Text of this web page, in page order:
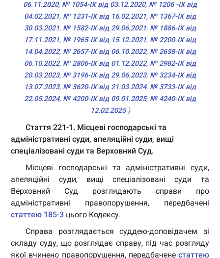
06.11.2020, № 1054-IX від 03.12.2020, № 1206 -IX від
04.02.2021, № 1231-IX від 16.02.2021, № 1367-IX від
30.03.2021, № 1582-IX від 29.06.2021, № 1886-IX від
17.11.2021, № 1965-IX від 15.12.2021, № 2200-IX від
14.04.2022, № 2657-IX від 06.10.2022, № 2658-IX від
06.10.2022, № 2806-IX від 01.12.2022, № 2982-IX від
20.03.2023, № 3196-IX від 29.06.2023, № 3234-IX від
13.07.2023, № 3620-IX від 21.03.2024, № 3733-IX від
22.05.2024, № 4200-IX від 09.01.2025, № 4240-IX від
12.02.2025)
Стаття 221-1. Місцеві господарські та
адміністративні суди, апеляційні суди, вищі
спеціалізовані суди та Верховний Суд.
Місцеві господарські та адміністративні суди,
апеляційні суди, вищі спеціалізовані суди та
Верховний Суд розглядають справи про
адміністративні правопорушення, передбачені
статтею 185-3 цього Кодексу.
Справа розглядається суддею-доповідачем зі
складу суду, що розглядає справу, під час розгляду
якої вчинено правопорушення, передбачене статтею